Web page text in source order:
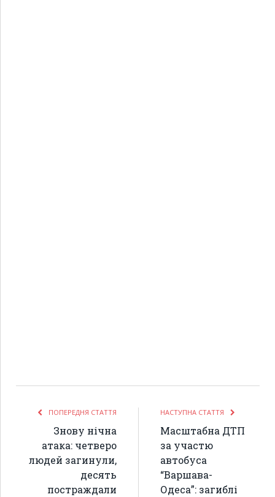
ПОПЕРЕДНЯ СТАТТЯ
Знову нічна
атака: четверо
людей загинули,
десять
постраждали
НАСТУПНА СТАТТЯ
Масштабна ДТП
за участю
автобуса
“Варшава-
Одеса”: загиблі